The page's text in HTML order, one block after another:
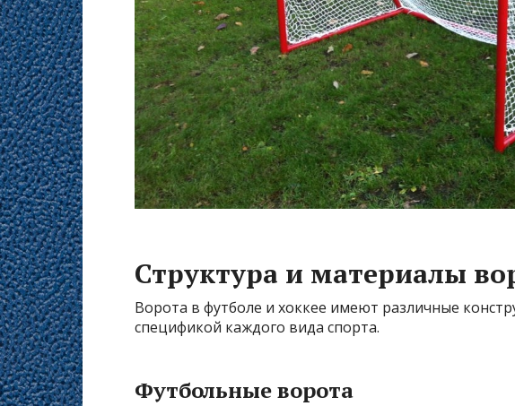
Структура и материалы
Ворота в футболе и хоккее имеют различные
спецификой каждого вида спорта.
Футбольные ворота